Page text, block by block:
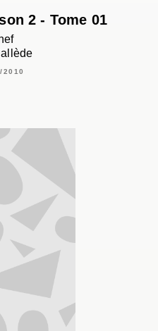
2 - Tome 01
2010